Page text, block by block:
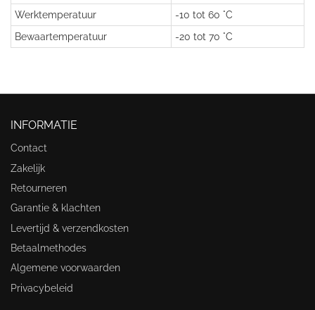
Werktemperatuur
-10 tot 60 °C
Bewaartemperatuur
-20 tot 70 °C
INFORMATIE
Contact
Zakelijk
Retourneren
Garantie & klachten
Levertijd & verzendkosten
Betaalmethodes
Algemene voorwaarden
Privacybeleid